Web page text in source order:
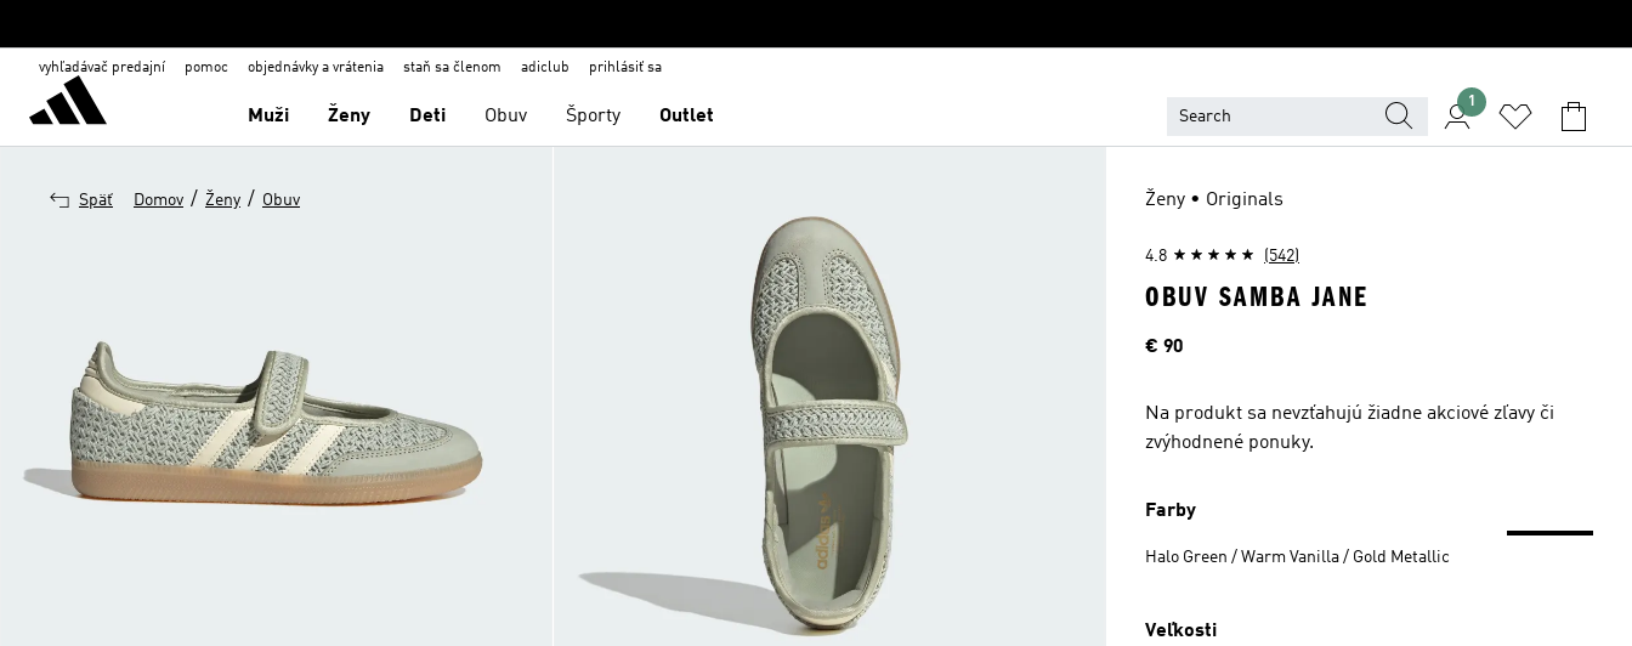
vyhľadávač predajní pomoc objednávky a vrátenia staň sa členom adiclub prihlásiť sa
Muži Ženy Deti Obuv Športy Outlet
1
Späť Domov / Ženy / Obuv Ženy • Originals
4.8 (542)
OBUV SAMBA JANE
Cena
€ 90
Na produkt sa nevzťahujú žiadne akciové zľavy či
zvýhodnené ponuky.
Farby
Halo Green / Warm Vanilla / Gold Metallic
Veľkosti